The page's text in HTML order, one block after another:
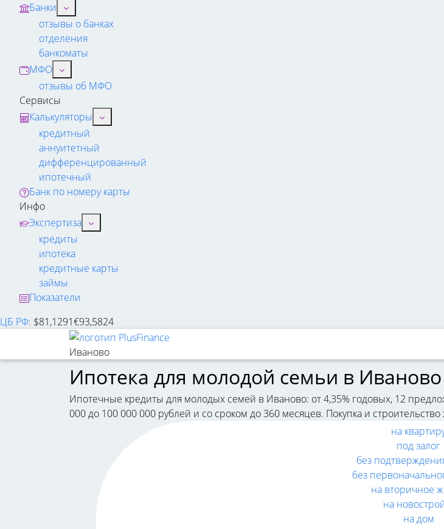
Банки
отзывы о банках
отделения
банкоматы
МФО
отзывы об МФО
Сервисы
Калькуляторы
кредитный
аннуитетный
дифференцированный
ипотечный
Банк по номеру карты
Инфо
Экспертиза
кредиты
ипотека
кредитные карты
займы
Показатели
ЦБ РФ: $81,1291€93,5824
Иваново
Ипотека для молодой семьи в Иваново
Ипотечные кредиты для молодых семей в Иваново: от 4,35% годовых, 12
000 до 100 000 000 рублей и со сроком до 360 месяцев. Покупка и
на
под залог
без
без
на вторичное
на
на дом